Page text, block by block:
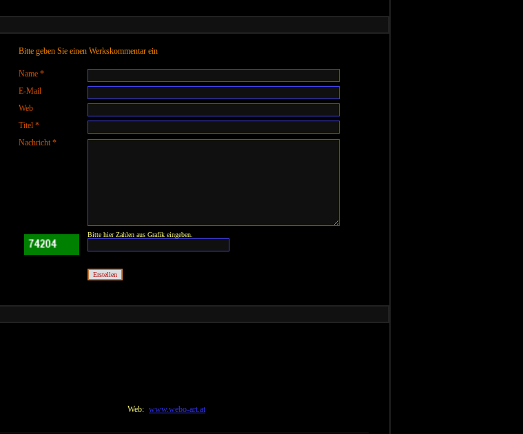
Bitte geben Sie einen Werkskommentar ein
Name *
E-Mail
Web
Titel *
Nachricht *
Bitte hier Zahlen aus Grafik eingeben.
Web: www.webo-art.at